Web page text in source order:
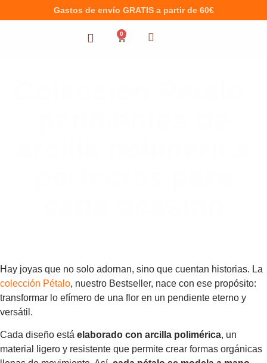
Gastos de envío GRATIS a partir de 60€
0
Hay joyas que no solo adornan, sino que cuentan historias. La
colección Pétalo, nuestro Bestseller, nace con ese propósito:
transformar lo efímero de una flor en un pendiente eterno y
versátil.
Cada diseño está elaborado con arcilla polimérica, un
material ligero y resistente que permite crear formas orgánicas